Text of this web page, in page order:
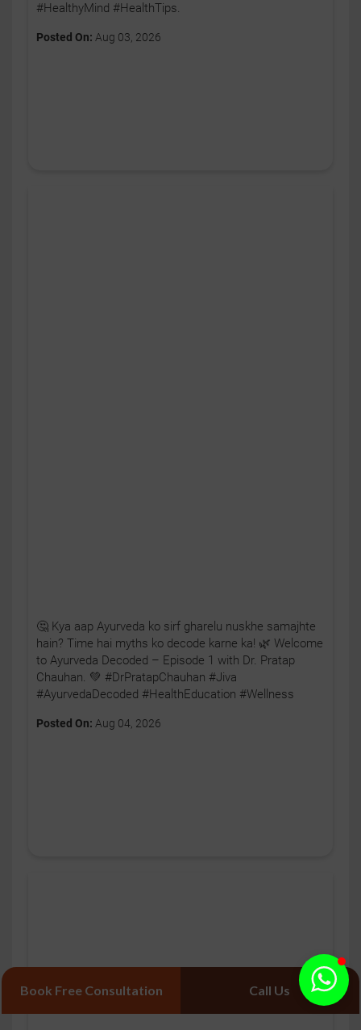
🤔 Kya aap Ayurveda ko sirf gharelu nuskhe samajhte
hain? Time hai myths ko decode karne ka! 🌿 Welcome
to Ayurveda Decoded – Episode 1 with Dr. Pratap
Chauhan. 💚 #DrPratapChauhan #Jiva
#AyurvedaDecoded #HealthEducation #Wellness
Posted On: Aug 04, 2026
#HealthyMind #HealthTips.
Posted On: Aug 03, 2026
Book Free Consultation Call Us